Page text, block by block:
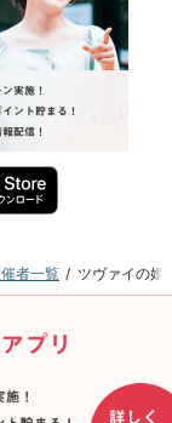
者一覧 ツヴァイの婚